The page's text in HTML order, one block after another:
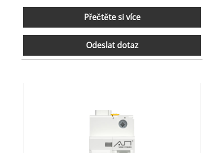
Přečtěte si více
Odeslat dotaz